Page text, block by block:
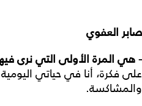
صابر العفوي
- هي المرة الأولى التي نرى
على فكرة، أنا في حياتي
والمشاكسة.